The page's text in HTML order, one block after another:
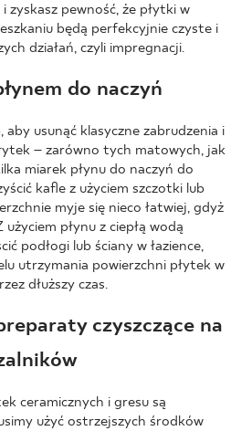
zyskasz pewność, że płytki w
będą perfekcyjnie czyste i
działań, czyli impregnacji.
do naczyń
usunąć klasyczne zabrudzenia i
– zarówno tych matowych, jak
miarek płynu do naczyń do
kafle z użyciem szczotki lub
myje się nieco łatwiej, gdyż
płynu z ciepłą wodą
podłogi lub ściany w łazience,
utrzymania powierzchni płytek w
dłuższy czas.
czyszczące na
ceramicznych i gresu są
użyć ostrzejszych środków